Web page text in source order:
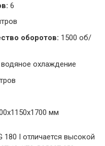
6
оборотов: 1500 об/
водяное охлаждение
мм
180 I отличается высокой